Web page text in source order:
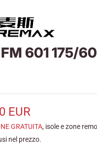
601 175/60
EUR
GRATUITA, isole e zone
nel prezzo.